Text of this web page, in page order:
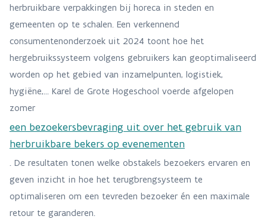
herbruikbare verpakkingen bij horeca in steden en
gemeenten op te schalen. Een verkennend
consumentenonderzoek uit 2024 toont hoe het
hergebruikssysteem volgens gebruikers kan geoptimaliseerd
worden op het gebied van inzamelpunten, logistiek,
hygiëne,... Karel de Grote Hogeschool voerde afgelopen
zomer
een bezoekersbevraging uit over het gebruik van
herbruikbare bekers op evenementen
. De resultaten tonen welke obstakels bezoekers ervaren en
geven inzicht in hoe het terugbrengsysteem te
optimaliseren om een tevreden bezoeker én een maximale
retour te garanderen.